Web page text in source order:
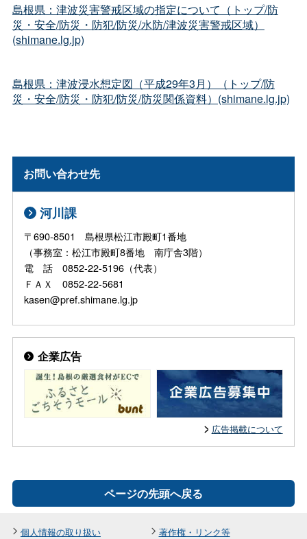
島根県：津波災害警戒区域の指定について（トップ/防
災・安全/防災・防犯/防災/水防/津波災害警戒区域）
(shimane.lg.jp)
島根県：津波浸水想定図（平成29年3月）（トップ/防
災・安全/防災・防犯/防災/防災関係資料）(shimane.lg.jp)
お問い合わせ先
河川課
〒690-8501 島根県松江市殿町1番地
（事務室：松江市殿町8番地 南庁舎3階）
電 話 0852-22-5196（代表）
ＦＡＸ 0852-22-5681
kasen@pref.shimane.lg.jp
企業広告
広告掲載について
ページの先頭へ戻る
個人情報の取り扱い 著作権・リンク等